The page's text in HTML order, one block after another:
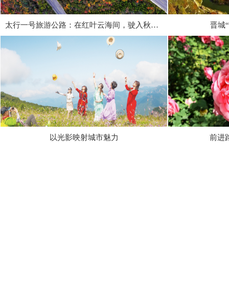
太行一号旅游公路：在红叶云海间，驶入秋日的山水长卷 晋城
以光影映射城市魅力 前进